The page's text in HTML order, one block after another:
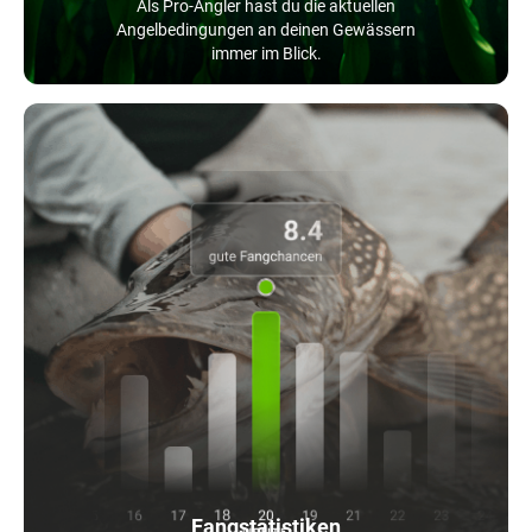
Als Pro-Angler hast du die aktuellen
Angelbedingungen an deinen Gewässern
immer im Blick.
Fangstatistiken